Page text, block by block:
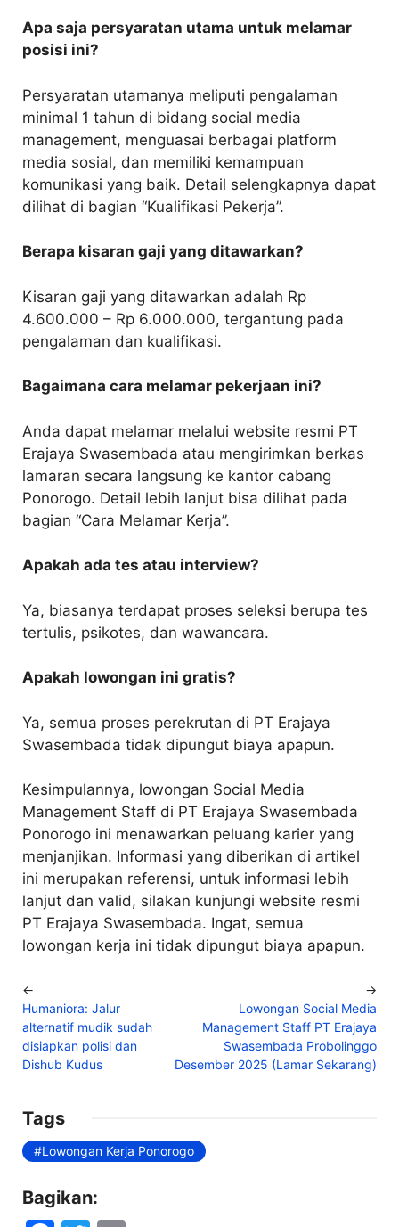
Apa saja persyaratan utama untuk melamar
posisi ini?
Persyaratan utamanya meliputi pengalaman
minimal 1 tahun di bidang social media
management, menguasai berbagai platform
media sosial, dan memiliki kemampuan
komunikasi yang baik. Detail selengkapnya dapat
dilihat di bagian “Kualifikasi Pekerja”.
Berapa kisaran gaji yang ditawarkan?
Kisaran gaji yang ditawarkan adalah Rp
4.600.000 – Rp 6.000.000, tergantung pada
pengalaman dan kualifikasi.
Bagaimana cara melamar pekerjaan ini?
Anda dapat melamar melalui website resmi PT
Erajaya Swasembada atau mengirimkan berkas
lamaran secara langsung ke kantor cabang
Ponorogo. Detail lebih lanjut bisa dilihat pada
bagian “Cara Melamar Kerja”.
Apakah ada tes atau interview?
Ya, biasanya terdapat proses seleksi berupa tes
tertulis, psikotes, dan wawancara.
Apakah lowongan ini gratis?
Ya, semua proses perekrutan di PT Erajaya
Swasembada tidak dipungut biaya apapun.
Kesimpulannya, lowongan Social Media
Management Staff di PT Erajaya Swasembada
Ponorogo ini menawarkan peluang karier yang
menjanjikan. Informasi yang diberikan di artikel
ini merupakan referensi, untuk informasi lebih
lanjut dan valid, silakan kunjungi website resmi
PT Erajaya Swasembada. Ingat, semua
lowongan kerja ini tidak dipungut biaya apapun.
←
Humaniora: Jalur
alternatif mudik sudah
disiapkan polisi dan
Dishub Kudus
Lowongan Social Media
Management Staff PT Erajaya
Swasembada Probolinggo
Desember 2025 (Lamar Sekarang)
→
Tags
Lowongan Kerja Ponorogo
Bagikan: